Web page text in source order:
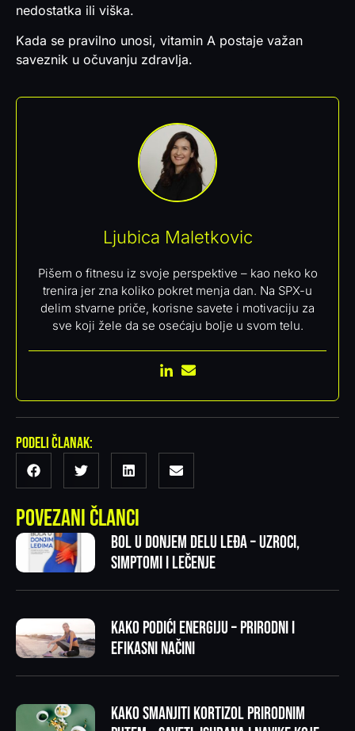
nedostatka ili viška.
Kada se pravilno unosi, vitamin A postaje važan
saveznik u očuvanju zdravlja.
Ljubica Maletkovic
Pišem o fitnesu iz svoje perspektive – kao neko ko
trenira jer zna koliko pokret menja dan. Na SPX-u
delim stvarne priče, korisne savete i motivaciju za
sve koji žele da se osećaju bolje u svom telu.
Podeli članak:
Povezani članci
Bol u donjem delu leđa – uzroci,
simptomi i lečenje
Kako podići energiju – prirodni i
efikasni načini
Kako smanjiti kortizol prirodnim